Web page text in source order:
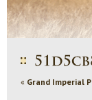
« Grand Imperial